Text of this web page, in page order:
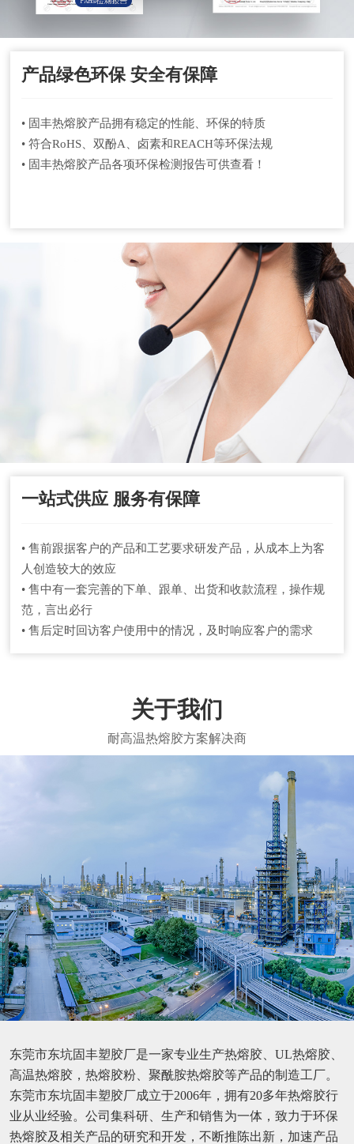
产品绿色环保 安全有保障
• 固丰热熔胶产品拥有稳定的性能、环保的特质
• 符合RoHS、双酚A、卤素和REACH等环保法规
• 固丰热熔胶产品各项环保检测报告可供查看！
一站式供应 服务有保障
• 售前跟据客户的产品和工艺要求研发产品，从成本上为客
人创造较大的效应
• 售中有一套完善的下单、跟单、出货和收款流程，操作规
范，言出必行
• 售后定时回访客户使用中的情况，及时响应客户的需求
关于我们
东莞市东坑固丰塑胶厂是一家专业生产热熔胶、UL热熔胶、
高温热熔胶，热熔胶粉、聚酰胺热熔胶等产品的制造工厂。
东莞市东坑固丰塑胶厂成立于2006年，拥有20多年热熔胶行
业从业经验。公司集科研、生产和销售为一体，致力于环保
热熔胶及相关产品的研究和开发，不断推陈出新，加速产品